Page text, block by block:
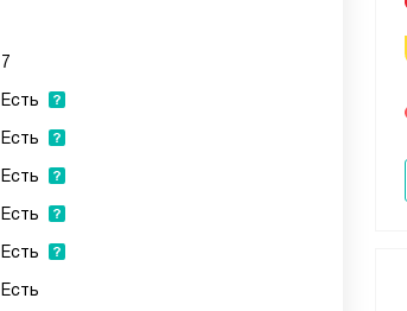
7
Есть
Есть
Есть
Есть
Есть
Есть